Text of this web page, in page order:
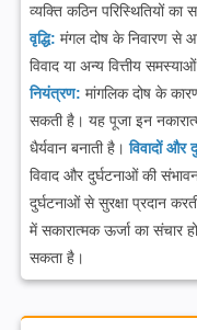
व्यक्ति कठिन परिस्थितियों
वृद्धि: मंगल दोष के निवारण से
विवाद या अन्य वित्तीय
नियंत्रण: मांगलिक दोष के
सकती है। यह पूजा इन
धैर्यवान बनाती है। विवादों और
विवाद और दुर्घटनाओं की
दुर्घटनाओं से सुरक्षा प्रदान
में सकारात्मक ऊर्जा का संचार
सकता है।